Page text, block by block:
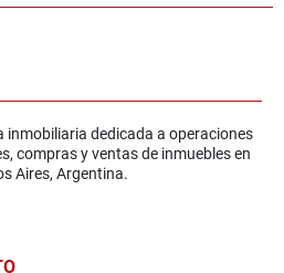
inmobiliaria dedicada a operaciones
compras y ventas de inmuebles en
Aires, Argentina.